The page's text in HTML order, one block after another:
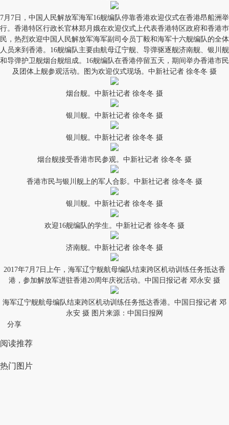
7月7日，中国人民解放军海军16舰编队停靠香港欢迎仪式在香港昂船洲举
行。香港特区行政长官林郑月娥在欢迎仪式上代表香港特区政府和香港巿
民，热烈欢迎中国人民解放军海军副司令员丁毅和海军十六舰编队的全体
人员来到香港。16舰编队主要由航母辽宁舰、导弹驱逐舰济南舰、银川舰
和导弹护卫舰烟台舰组成。16舰编队在香港停留五天，期间举办香港市民
及团体上舰参观活动。图为欢迎仪式现场。中新社记者 徐冬冬 摄
烟台舰。中新社记者 徐冬冬 摄
银川舰。中新社记者 徐冬冬 摄
银川舰。中新社记者 徐冬冬 摄
烟台舰接受香港市民参观。中新社记者 徐冬冬 摄
香港市民与银川舰上的军人合影。中新社记者 徐冬冬 摄
银川舰。中新社记者 徐冬冬 摄
欢迎16舰编队的学生。中新社记者 徐冬冬 摄
济南舰。中新社记者 徐冬冬 摄
2017年7月7日上午，海军辽宁舰航母编队结束跨区机动训练任务抵达香
港，参加解放军进驻香港20周年庆祝活动。中国日报记者 邓永安 摄
海军辽宁舰航母编队结束跨区机动训练任务抵达香港。中国日报记者 邓
永安 摄 图片来源：中国日报网
分享
阅读推荐
热门图片